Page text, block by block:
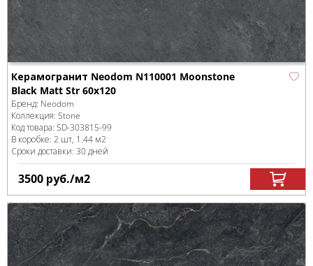
Керамогранит Neodom N110001 Moonstone
Black Matt Str 60x120
Бренд: Neodom
Коллекция: Stone
Код товара: SD-303815-99
В коробке: 2 шт, 1.44 м2
Сроки доставки: 30 дней
3500 руб./м2